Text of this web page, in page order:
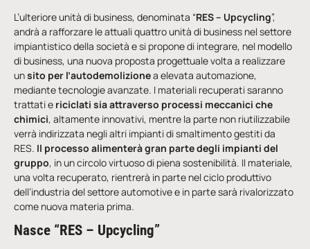
L’ulteriore unità di business, denominata “RES – Upcycling”,
andrà a rafforzare le attuali quattro unità di business nel settore
impiantistico della società e si propone di integrare, nel modello
di business, una nuova proposta progettuale volta a realizzare
unsito per l’autodemolizionea elevata automazione,
mediante tecnologie avanzate. I materiali recuperati saranno
trattati e riciclati sia attraverso processi meccanici che
chimici, altamente innovativi, mentre la parte non riutilizzabile
verrà indirizzata negli altri impianti di smaltimento gestiti da
RES. Il processo alimenterà gran parte degli impianti del
gruppo, in un circolo virtuoso di piena sostenibilità. Il materiale,
una volta recuperato, rientrerà in parte nel ciclo produttivo
dell’industria del settore automotive e in parte sarà rivalorizzato
come nuova materia prima.
Nasce “RES – Upcycling”